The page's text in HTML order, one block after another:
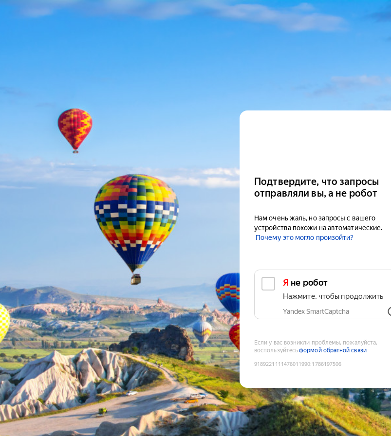
Подтвердите, что запросы
отправляли вы, а не робот
Нам очень жаль, но запросы с вашего
устройства похожи на автоматические.
Почему это могло произойти?
Я не робот
Нажмите, чтобы продолжить
Yandex SmartCaptcha
Если у вас возникли проблемы, пожалуйста,
воспользуйтесьформой обратной связи
9189221111476011990:1786197506